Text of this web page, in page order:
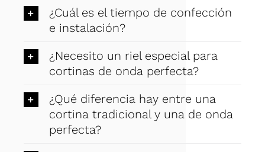
¿Cuál es el tiempo de confección
e instalación?
¿Necesito un riel especial para
cortinas de onda perfecta?
¿Qué diferencia hay entre una
cortina tradicional y una de onda
perfecta?